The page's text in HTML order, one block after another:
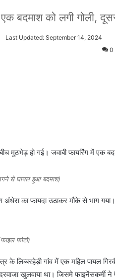
बदमाश को लगी गोली,
Last Updated: September 14, 2024
0
मुठभेड़ हो गई। जवाबी फायरिंग में एक
से घायल हुआ बदमाश)
का फायदा उठाकर मौके से भाग
फोटो)
के लिब्बरहेड़ी गांव में एक महिल पायल
खुलवाया था। जिसमे फाइनेंसकर्मी